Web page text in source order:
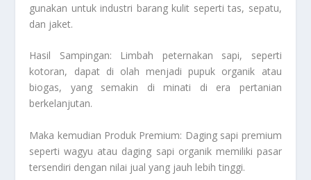
gunakan untuk industri barang kulit seperti tas, sepatu,
dan jaket.
Hasil Sampingan: Limbah peternakan sapi, seperti
kotoran, dapat di olah menjadi pupuk organik atau
biogas, yang semakin di minati di era pertanian
berkelanjutan.
Maka kemudian Produk Premium: Daging sapi premium
seperti wagyu atau daging sapi organik memiliki pasar
tersendiri dengan nilai jual yang jauh lebih tinggi.